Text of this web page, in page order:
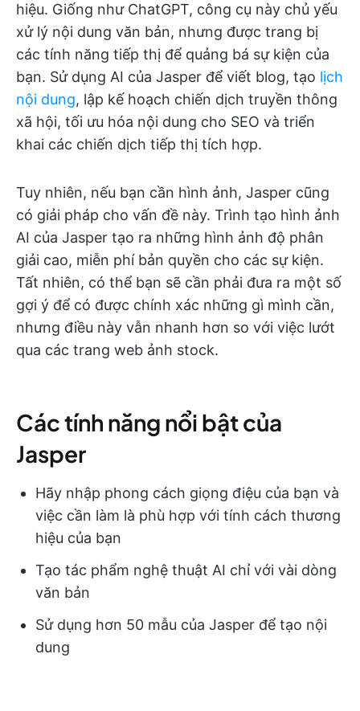
hiệu. Giống như ChatGPT, công cụ này chủ yếu
xử lý nội dung văn bản, nhưng được trang bị
các tính năng tiếp thị để quảng bá sự kiện của
bạn. Sử dụng AI của Jasper để viết blog, tạo lịch
nội dung, lập kế hoạch chiến dịch truyền thông
xã hội, tối ưu hóa nội dung cho SEO và triển
khai các chiến dịch tiếp thị tích hợp.
Tuy nhiên, nếu bạn cần hình ảnh, Jasper cũng
có giải pháp cho vấn đề này. Trình tạo hình ảnh
AI của Jasper tạo ra những hình ảnh độ phân
giải cao, miễn phí bản quyền cho các sự kiện.
Tất nhiên, có thể bạn sẽ cần phải đưa ra một số
gợi ý để có được chính xác những gì mình cần,
nhưng điều này vẫn nhanh hơn so với việc lướt
qua các trang web ảnh stock.
Các tính năng nổi bật của
Jasper
Hãy nhập phong cách giọng điệu của bạn và
việc cần làm là phù hợp với tính cách thương
hiệu của bạn
Tạo tác phẩm nghệ thuật AI chỉ với vài dòng
văn bản
Sử dụng hơn 50 mẫu của Jasper để tạo nội
dung